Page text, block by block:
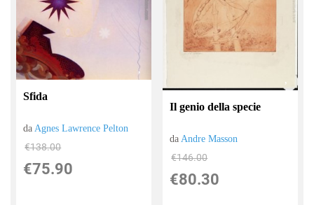
Sfida
da Agnes Lawrence Pelton
€138.00
€75.90
Il genio della specie
daAndre Masson
€146.00
€80.30